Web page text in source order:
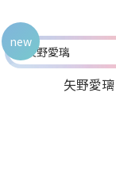
矢野愛璃
new